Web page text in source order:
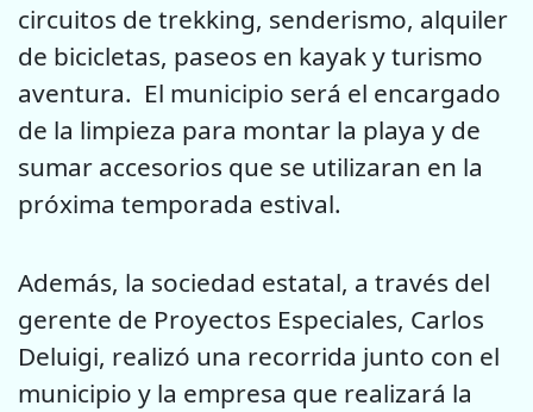
circuitos de trekking, senderismo, alquiler
de bicicletas, paseos en kayak y turismo
aventura. El municipio será el encargado
de la limpieza para montar la playa y de
sumar accesorios que se utilizaran en la
próxima temporada estival.
Además, la sociedad estatal, a través del
gerente de Proyectos Especiales, Carlos
Deluigi, realizó una recorrida junto con el
municipio y la empresa que realizará la